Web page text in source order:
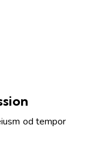
od tempor